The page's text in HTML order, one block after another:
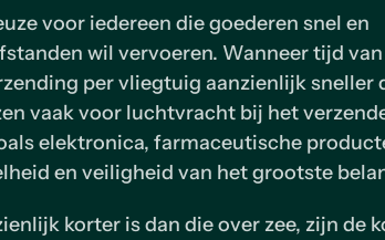
voor iedereen die goederen snel en
wil vervoeren. Wanneer tijd van
per vliegtuig aanzienlijk sneller
vaak voor luchtvracht bij het
elektronica, farmaceutische
en veiligheid van het grootste
korter is dan die over zee, zijn de